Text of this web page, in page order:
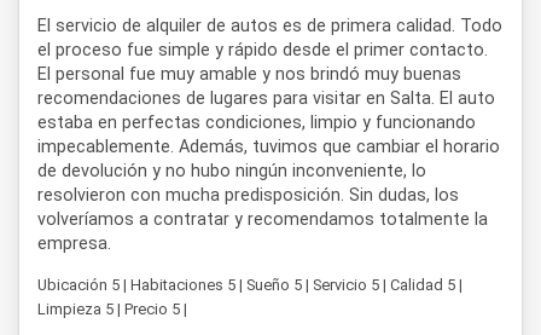
Autorización para cruce de fronterasegún condiciones
vigentes.
La flota dePerfil Rent a Carincluye vehículos compactos,
sedanes, camionetas y SUV, disponibles con diferentes
configuraciones para adaptarse a viajes individuales,
familiares o grupales. Además, cuenta con opciones de
transmisión manual y automática, lo que permite elegir el
vehículo más adecuado para cada tipo de recorrido por la
provincia de Salta y otras regiones del norte del país.
El servicio de alquiler de autos es de primera calidad. Todo
el proceso fue simple y rápido desde el primer contacto.
El personal fue muy amable y nos brindó muy buenas
recomendaciones de lugares para visitar en Salta. El auto
estaba en perfectas condiciones, limpio y funcionando
impecablemente. Además, tuvimos que cambiar el horario
de devolución y no hubo ningún inconveniente, lo
resolvieron con mucha predisposición. Sin dudas, los
volveríamos a contratar y recomendamos totalmente la
empresa.
Ubicación 5 | Habitaciones 5 | Sueño 5 | Servicio 5 | Calidad 5 |
Limpieza 5 | Precio 5 |